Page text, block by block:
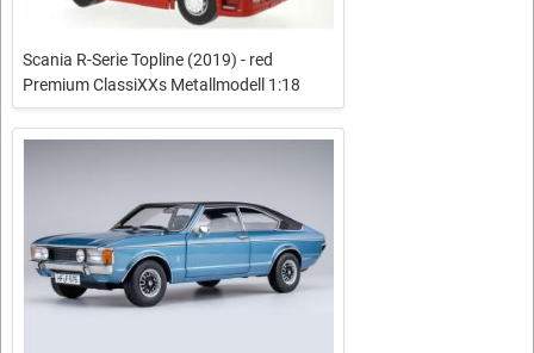
Scania R-Serie Topline (2019) - red
Premium ClassiXXs Metallmodell 1:18